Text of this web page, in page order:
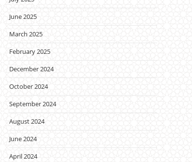
June 2025
March 2025
February 2025
December 2024
October 2024
September 2024
August 2024
June 2024
April 2024